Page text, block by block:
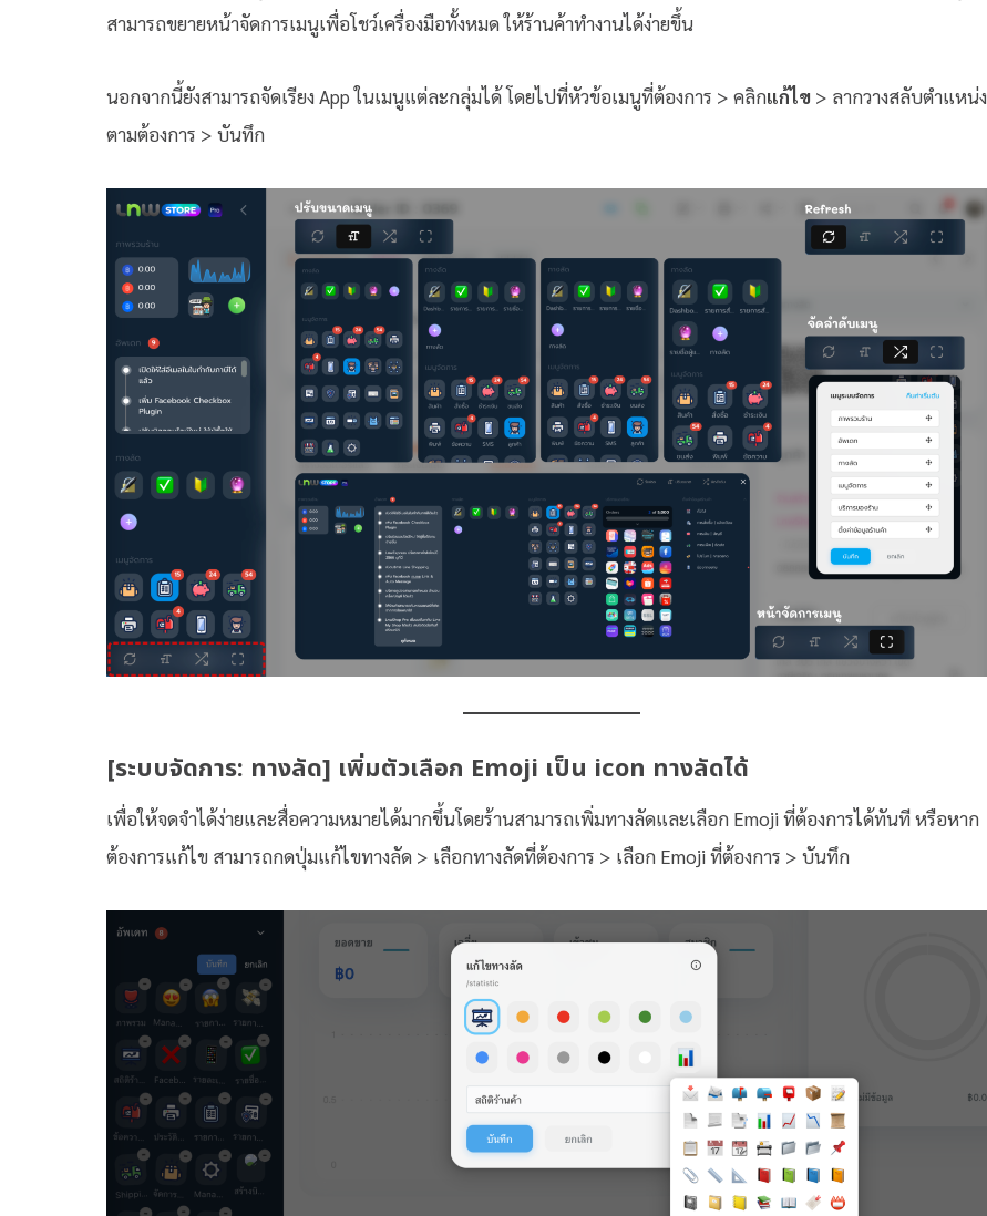
สามารถขยายหน้าจัดการเมนูเพื่อโชว์เครื่องมือทั้งหมด ให้ร้านค้าทำงานได้ง่ายขึ้น
นอกจากนี้ยังสามารถจัดเรียง App ในเมนูแต่ละกลุ่มได้ โดยไปที่หัวข้อเมนูที่ต้องการ > คลิกแก้ไข > ลากวางสลับตำแหน่ง
ตามต้องการ > บันทึก
[ระบบจัดการ: ทางลัด] เพิ่มตัวเลือก Emoji เป็น icon ทางลัดได้
เพื่อให้จดจำได้ง่ายและสื่อความหมายได้มากขึ้นโดยร้านสามารถเพิ่มทางลัดและเลือก Emoji ที่ต้องการได้ทันที หรือหาก
ต้องการแก้ไข สามารถกดปุ่มแก้ไขทางลัด > เลือกทางลัดที่ต้องการ > เลือก Emoji ที่ต้องการ > บันทึก